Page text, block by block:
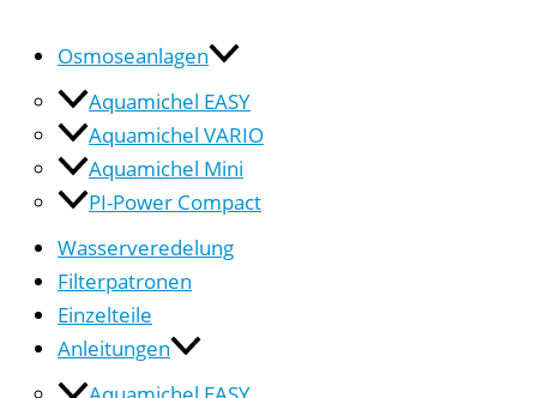
Osmoseanlagen
Aquamichel EASY
Aquamichel VARIO
Aquamichel Mini
PI-Power Compact
Wasserveredelung
Filterpatronen
Einzelteile
Anleitungen